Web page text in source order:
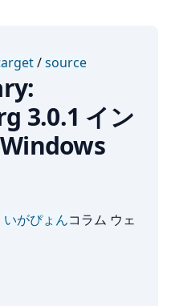
/source
3.0.1 イン
いがぴょんコラム ウェ